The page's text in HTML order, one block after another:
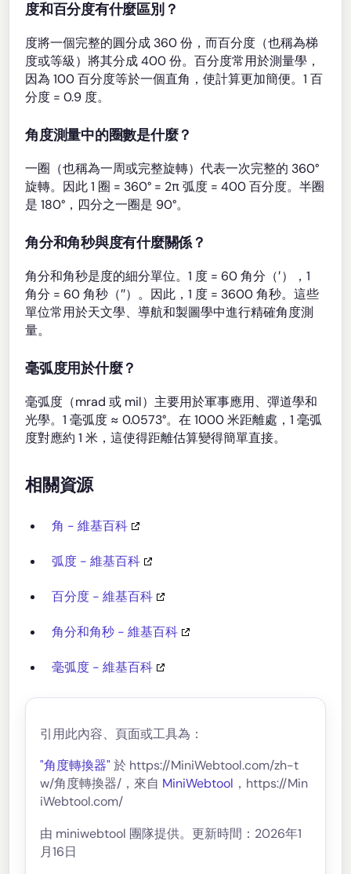
度和百分度有什麼區別？
度將一個完整的圓分成 360 份，而百分度（也稱為梯
度或等級）將其分成 400 份。百分度常用於測量學，
因為 100 百分度等於一個直角，使計算更加簡便。1 百
分度 = 0.9 度。
角度測量中的圈數是什麼？
一圈（也稱為一周或完整旋轉）代表一次完整的 360°
旋轉。因此 1 圈 = 360° = 2π 弧度 = 400 百分度。半圈
是 180°，四分之一圈是 90°。
角分和角秒與度有什麼關係？
角分和角秒是度的細分單位。1 度 = 60 角分（′），1
角分 = 60 角秒（″）。因此，1 度 = 3600 角秒。這些
單位常用於天文學、導航和製圖學中進行精確角度測
量。
毫弧度用於什麼？
毫弧度（mrad 或 mil）主要用於軍事應用、彈道學和
光學。1 毫弧度 ≈ 0.0573°。在 1000 米距離處，1 毫弧
度對應約 1 米，這使得距離估算變得簡單直接。
相關資源
角 - 維基百科
弧度 - 維基百科
百分度 - 維基百科
角分和角秒 - 維基百科
毫弧度 - 維基百科
引用此內容、頁面或工具為：
"角度轉換器" 於 https://MiniWebtool.com/zh-t
w/角度轉換器/，來自 MiniWebtool ，https://Min
iWebtool.com/
由 miniwebtool 團隊提供。更新時間：2026年1
月16日